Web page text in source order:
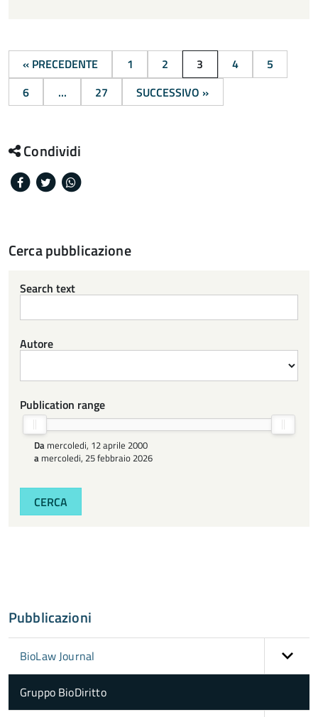
« PRECEDENTE 1 2 3 4
5
6
... 27 SUCCESSIVO »
Condividi
Facebook
Twitter
Cerca pubblicazione
Search text
Autore
Publication range
Da mercoledi, 12 aprile 2000
a mercoledi, 25 febbraio 2026
CERCA
Pubblicazioni
BioLaw Journal
Gruppo BioDiritto